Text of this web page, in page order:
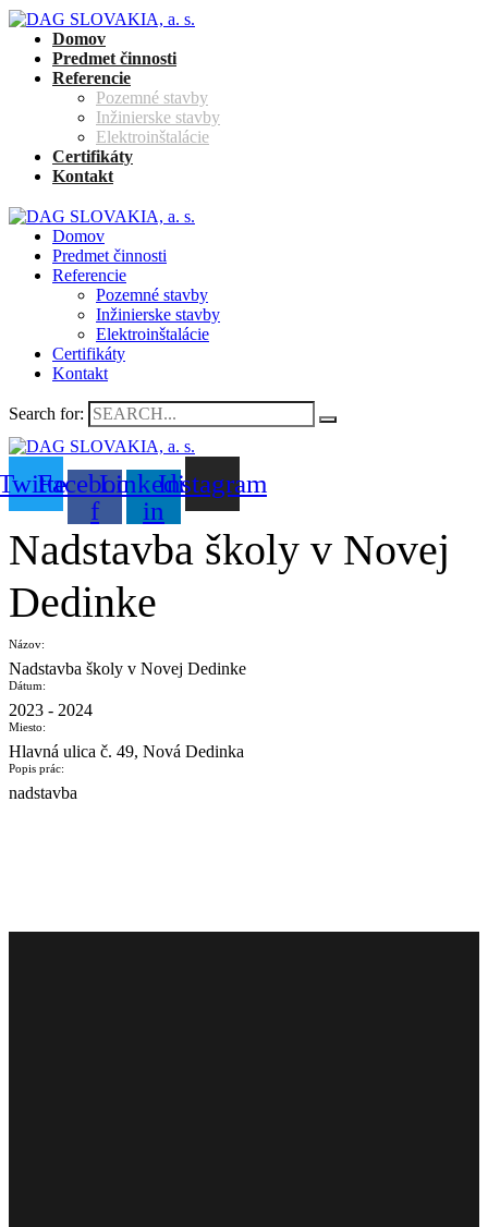
Domov
Predmet činnosti
Referencie
Pozemné stavby
Inžinierske stavby
Elektroinštalácie
Certifikáty
Kontakt
Domov
Predmet činnosti
Referencie
Pozemné stavby
Inžinierske stavby
Elektroinštalácie
Certifikáty
Kontakt
Search for:
Facebook-
f
Linkedin-
in
Instagram
Nadstavba školy v Novej
Dedinke
Názov:
Nadstavba školy v Novej Dedinke
Dátum:
2023 - 2024
Miesto:
Hlavná ulica č. 49, Nová Dedinka
Popis prác:
nadstavba